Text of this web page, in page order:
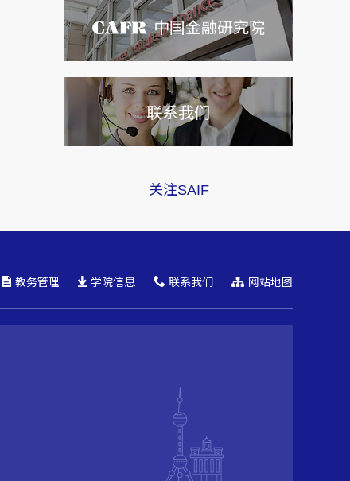
中国金融研究院
联系我们
关注SAIF
教务管理 学院信息 联系我们 网站地图